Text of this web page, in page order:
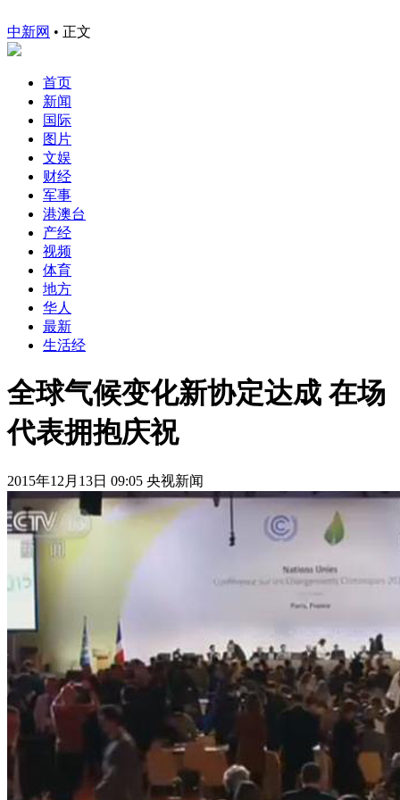
中新网 • 正文
首页
新闻
国际
图片
文娱
财经
军事
港澳台
产经
视频
体育
地方
华人
最新
生活经
全球气候变化新协定达成 在场
代表拥抱庆祝
2015年12月13日 09:05 央视新闻